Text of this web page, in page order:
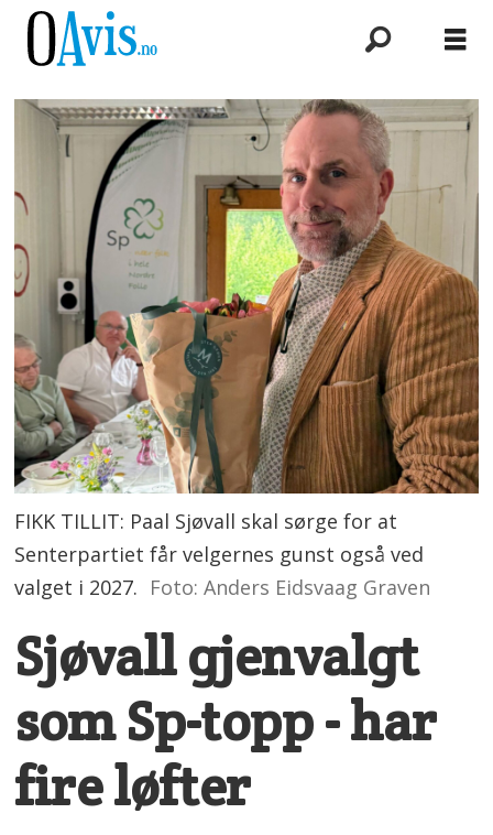
FIKK TILLIT: Paal Sjøvall skal sørge for at
Senterpartiet får velgernes gunst også ved
valget i 2027. Foto: Anders Eidsvaag Graven
Sjøvall gjenvalgt
som Sp-topp - har
fire løfter